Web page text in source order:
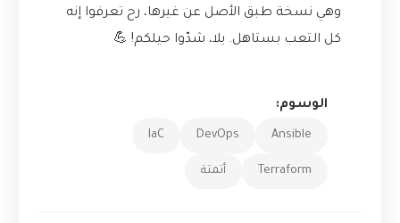
وهي نسخة طبق الأصل عن غيرها، رح تعرفوا إنه
كل التعب بستاهل. يلا، شدّوا حيلكم! 💪
الوسوم:
Ansible
DevOps
IaC
Terraform أتمتة